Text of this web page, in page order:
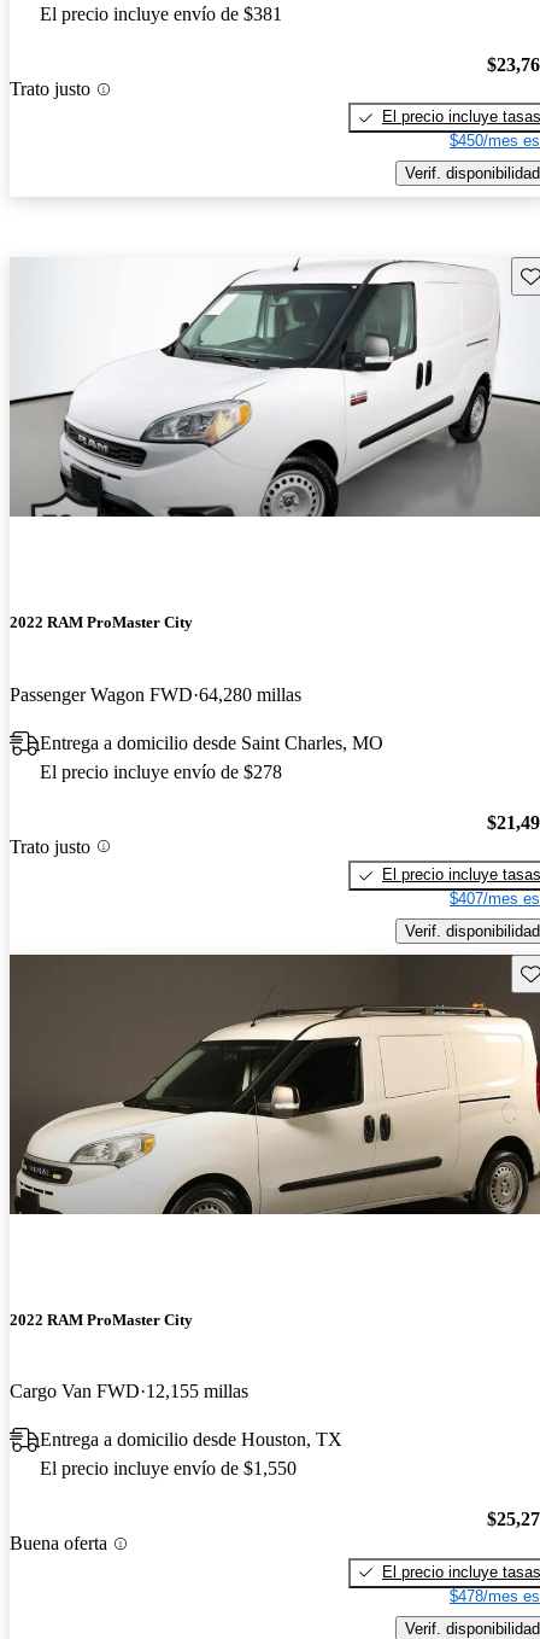
El precio incluye envío de $381
Trato justo
El precio incluye tasas
$450/mes
Verif. disponibilidad
2022 RAM ProMaster City
Passenger Wagon FWD 64,280 millas
Entrega a domicilio desde Saint Charles, MO
El precio incluye envío de $278
Trato justo
El precio incluye tasas
$407/mes
Verif. disponibilidad
2022 RAM ProMaster City
Cargo Van FWD 12,155 millas
Entrega a domicilio desde Houston, TX
El precio incluye envío de $1,550
Buena oferta
El precio incluye tasas
$478/mes
Verif. disponibilidad